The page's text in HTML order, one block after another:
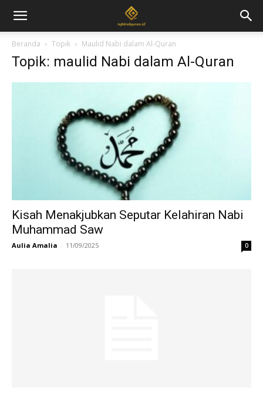
Beranda Topik Maulid Nabi dalam Al-Quran
Topik: maulid Nabi dalam Al-Quran
Kisah Menakjubkan Seputar Kelahiran Nabi
Muhammad Saw
Aulia Amalia - 11/09/2025 0